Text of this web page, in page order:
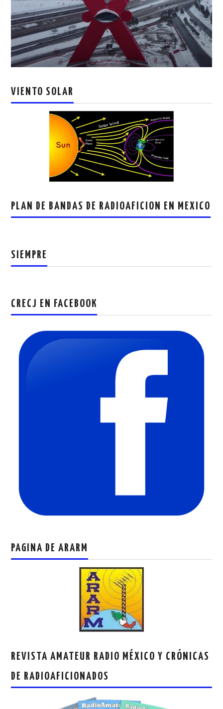
VIENTO SOLAR
PLAN DE BANDAS DE RADIOAFICION EN MEXICO
SIEMPRE
CRECJ EN FACEBOOK
PAGINA DE ARARM
REVISTA AMATEUR RADIO MÉXICO Y CRÓNICAS
DE RADIOAFICIONADOS